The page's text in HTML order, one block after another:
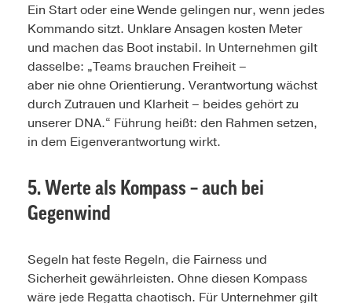
Ein Start oder eine Wende gelingen nur, wenn jedes
Kommando sitzt. Unklare Ansagen kosten Meter
und machen das Boot instabil. In Unternehmen gilt
dasselbe: „Teams brauchen Freiheit –
aber nie ohne Orientierung. Verantwortung wächst
durch Zutrauen und Klarheit – beides gehört zu
unserer DNA.“ Führung heißt: den Rahmen setzen,
in dem Eigenverantwortung wirkt.
5. Werte als Kompass – auch bei
Gegenwind
Segeln hat feste Regeln, die Fairness und
Sicherheit gewährleisten. Ohne diesen Kompass
wäre jede Regatta chaotisch. Für Unternehmer gilt